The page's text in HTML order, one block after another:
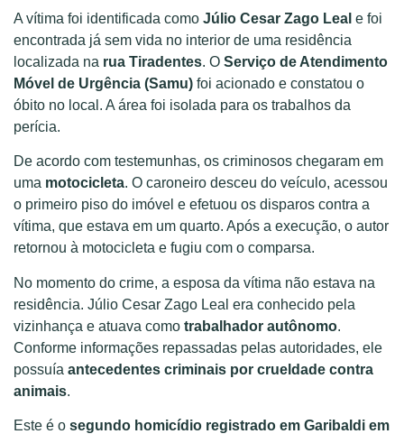
A vítima foi identificada como Júlio Cesar Zago Leal e foi
encontrada já sem vida no interior de uma residência
localizada na rua Tiradentes. O Serviço de Atendimento
Móvel de Urgência (Samu) foi acionado e constatou o
óbito no local. A área foi isolada para os trabalhos da
perícia.
De acordo com testemunhas, os criminosos chegaram em
uma motocicleta. O caroneiro desceu do veículo, acessou
o primeiro piso do imóvel e efetuou os disparos contra a
vítima, que estava em um quarto. Após a execução, o autor
retornou à motocicleta e fugiu com o comparsa.
No momento do crime, a esposa da vítima não estava na
residência. Júlio Cesar Zago Leal era conhecido pela
vizinhança e atuava como trabalhador autônomo.
Conforme informações repassadas pelas autoridades, ele
possuía antecedentes criminais por crueldade contra
animais.
Este é o segundo homicídio registrado em Garibaldi em